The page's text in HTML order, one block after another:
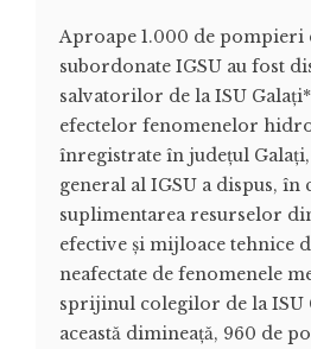
Aproape 1.000 de pompieri
subordonate IGSU au fost
salvatorilor de la ISU
efectelor fenomenelor
înregistrate în județul
general al IGSU a dispus,
suplimentarea resurselor
efective și mijloace tehnice
neafectate de fenomenele
sprijinul colegilor de la ISU
această dimineață, 960 de